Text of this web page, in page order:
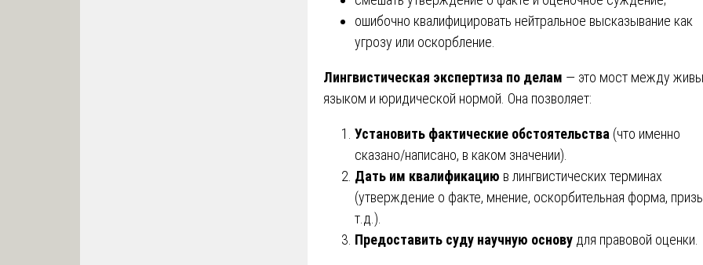
ошибочно квалифицировать нейтральное высказывание как
угрозу или оскорбление.
Лингвистическая экспертиза по делам — это мост между
языком и юридической нормой. Она позволяет:
Установить фактические обстоятельства (что именно
сказано/написано, в каком значении).
Дать им квалификацию в лингвистических терминах
(утверждение о факте, мнение, оскорбительная форма,
т.д.).
Предоставить суду научную основу для правовой оценки.